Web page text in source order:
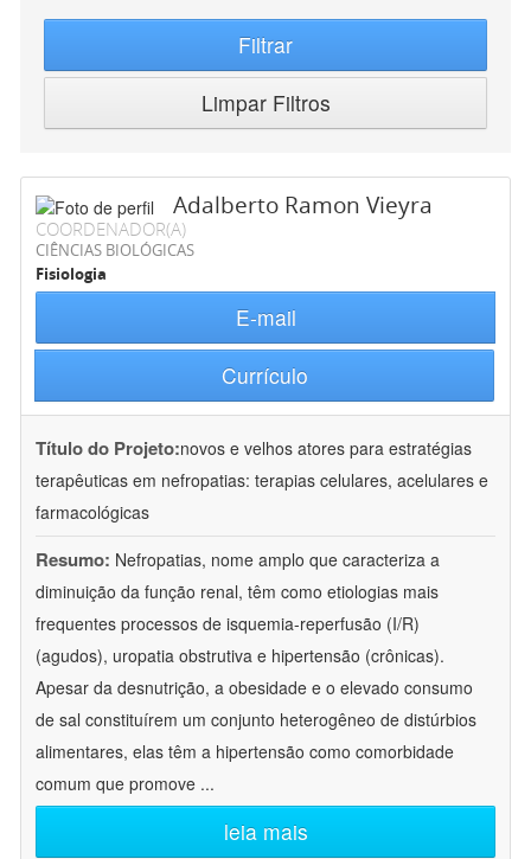
Filtrar
Limpar Filtros
Adalberto Ramon Vieyra
COORDENADOR(A)
CIÊNCIAS BIOLÓGICAS
Fisiologia
E-mail
Currículo
Título do Projeto:novos e velhos atores para estratégias
terapêuticas em nefropatias: terapias celulares, acelulares e
farmacológicas
Resumo: Nefropatias, nome amplo que caracteriza a
diminuição da função renal, têm como etiologias mais
frequentes processos de isquemia-reperfusão (I/R)
(agudos), uropatia obstrutiva e hipertensão (crônicas).
Apesar da desnutrição, a obesidade e o elevado consumo
de sal constituírem um conjunto heterogêneo de distúrbios
alimentares, elas têm a hipertensão como comorbidade
comum que promove ...
leia mais